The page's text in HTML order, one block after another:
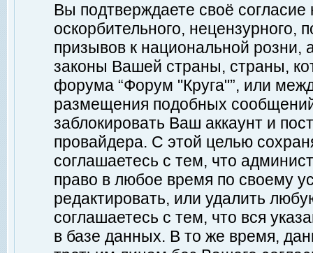
Вы подтверждаете своё
оскорбительного, нецензурного,
призывов к национальной
законы Вашей страны, страны,
форума “Форум "Круга"”, или
размещения подобных
заблокировать Ваш аккаунт и
провайдера. С этой целью
соглашаетесь с тем, что
право в любое время по своему
редактировать, или удалить
соглашаетесь с тем, что вся
в базе данных. В то же время,